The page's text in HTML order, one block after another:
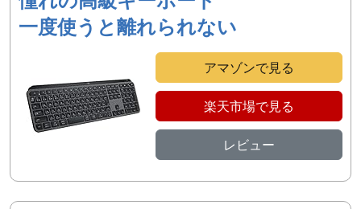
一度使うと離れられない
アマゾンで見る
楽天市場で見る
レビュー